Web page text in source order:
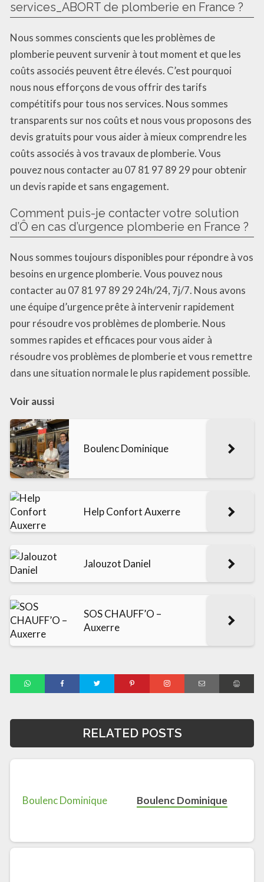
services_ABORT de plomberie en France ?
Nous sommes conscients que les problèmes de
plomberie peuvent survenir à tout moment et que les
coûts associés peuvent être élevés. C’est pourquoi
nous nous efforçons de vous offrir des tarifs
compétitifs pour tous nos services. Nous sommes
transparents sur nos coûts et nous vous proposons des
devis gratuits pour vous aider à mieux comprendre les
coûts associés à vos travaux de plomberie. Vous
pouvez nous contacter au 07 81 97 89 29 pour obtenir
un devis rapide et sans engagement.
Comment puis-je contacter votre solution
d’Ô en cas d’urgence plomberie en France ?
Nous sommes toujours disponibles pour répondre à vos
besoins en urgence plomberie. Vous pouvez nous
contacter au 07 81 97 89 29 24h/24, 7j/7. Nous avons
une équipe d’urgence prête à intervenir rapidement
pour résoudre vos problèmes de plomberie. Nous
sommes rapides et efficaces pour vous aider à
résoudre vos problèmes de plomberie et vous remettre
dans une situation normale le plus rapidement possible.
Voir aussi
Boulenc Dominique
Help Confort Auxerre
Jalouzot Daniel
SOS CHAUFF’O –
Auxerre
RELATED POSTS
Boulenc Dominique